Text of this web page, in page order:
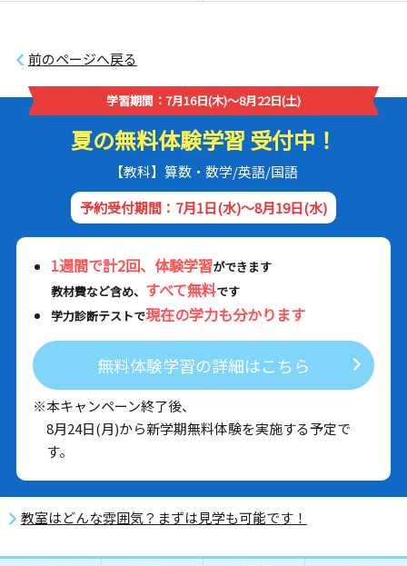
前のページへ戻る
学習期間：7月16日(木)～8月22日(土)
夏の無料体験学習 受付中！
【教科】算数・数学/英語/国語
予約受付期間：7月1日(水)～8月19日(水)
1週間で計2回、体験学習ができます
教材費など含め、 すべて無料です
学力診断テストで現在の学力も分かります
無料体験学習の詳細はこちら
※本キャンペーン終了後、
8月24日(月)から新学期無料体験を実施する予定で
す。
教室はどんな雰囲気？まずは見学も可能です！